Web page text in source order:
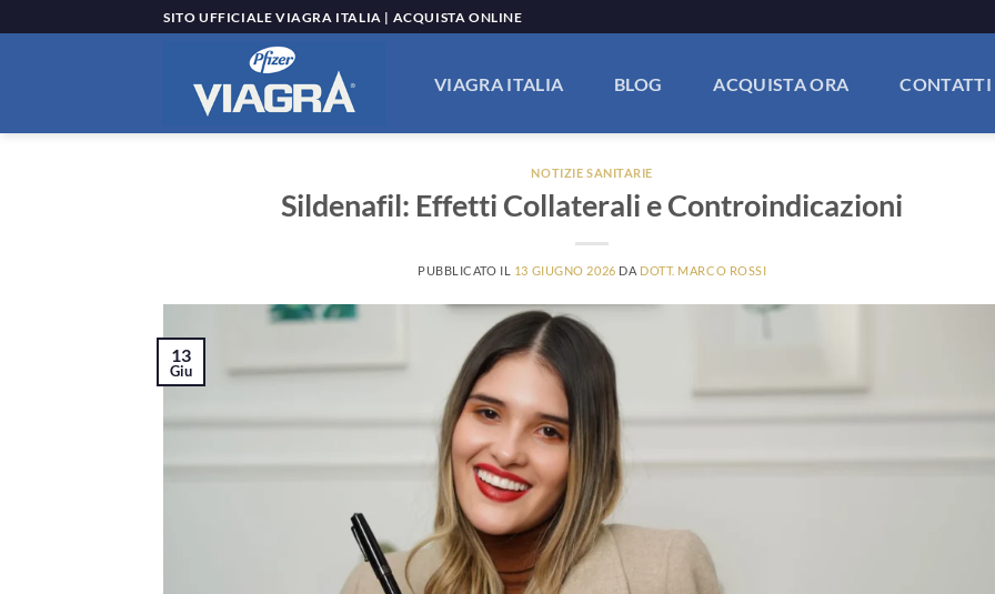
ai
SITO UFFICIALE VIAGRA ITALIA | ACQUISTA ONLINE
VIAGRA ITALIA BLOG ACQUISTA ORA CONTATTI
NOTIZIE SANITARIE
Sildenafil: Effetti Collaterali e Controindicazioni
PUBBLICATO IL 13 GIUGNO 2026 DA DOTT. MARCO ROSSI
13
Giu